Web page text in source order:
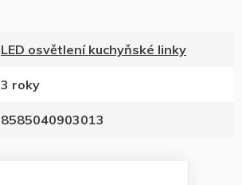
LED osvětlení kuchyňské linky
3 roky
8585040903013